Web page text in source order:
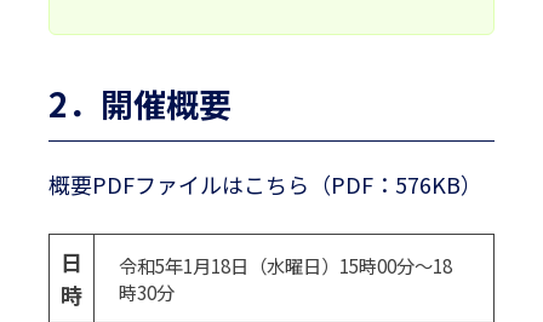
2．開催概要
概要PDFファイルはこちら（PDF：576KB）
日
時
令和5年1月18日（水曜日）15時00分～18
時30分